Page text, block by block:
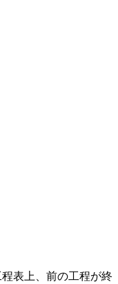
表上、前の工程が終